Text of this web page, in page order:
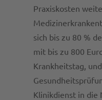
Praxiskosten
sich bis zu 80 %
mit bis zu 800
Krankheitstag,
Klinikdienst in die